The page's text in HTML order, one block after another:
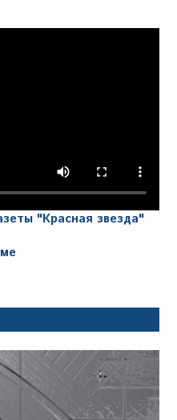
"Красная звезда"